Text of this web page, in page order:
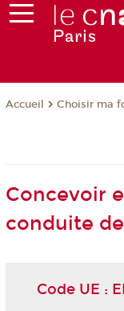
Accueil Choisir ma
Concevoir
conduite
Code UE :